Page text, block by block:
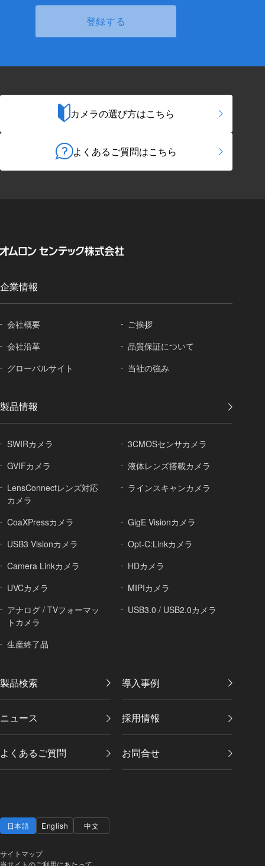
カメラの選び方はこちら
よくあるご質問はこちら
企業情報
会社概要
ご挨拶
会社沿革
品質保証について
グローバルサイト 当社の強み
製品情報
SWIRカメラ
3CMOSセンサカメラ
GVIFカメラ
液体レンズ搭載カメラ
LensConnectレンズ対応
カメラ
ラインスキャンカメラ
CoaXPressカメラ
GigE Visionカメラ
USB3 Visionカメラ
Opt-C:Linkカメラ
Camera Linkカメラ
HDカメラ
UVCカメラ
MIPIカメラ
アナログ / TVフォーマッ
トカメラ
USB3.0 / USB2.0カメラ
生産終了品
製品検索 導入事例
ニュース 採用情報
よくあるご質問 お問合せ
日本語 English 中文
サイトマップ